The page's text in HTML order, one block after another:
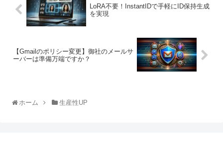
LoRA不要！InstantIDで手軽にID保持生成
を実現
【Gmailのポリシー変更】御社のメールサ
ーバーは準備万端ですか？
ホーム 生産性UP